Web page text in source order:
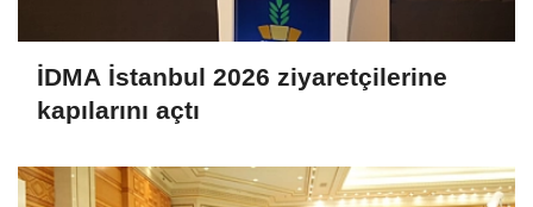
İDMA İstanbul 2026 ziyaretçilerine
kapılarını açtı